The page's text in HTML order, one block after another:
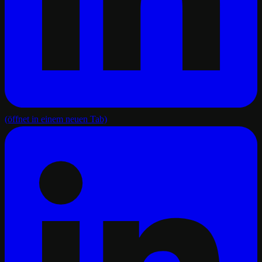
(öffnet in einem neuen Tab)